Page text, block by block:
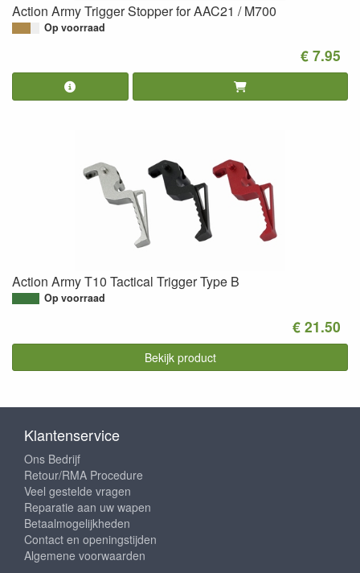
Action Army Trigger Stopper for AAC21 / M700
Op voorraad
€ 7.95
Action Army T10 Tactical Trigger Type B
Op voorraad
€ 21.50
Bekijk product
Klantenservice
Ons Bedrijf
Retour/RMA Procedure
Veel gestelde vragen
Reparatie aan uw wapen
Betaalmogelijkheden
Contact en openingstijden
Algemene voorwaarden